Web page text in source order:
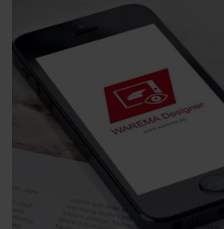
von
20%
BEG
Zuschuss“